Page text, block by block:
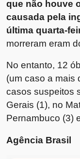
que não houve
causada pela
última quarta-
morreram eram
No entanto, 12
(um caso a mais
casos suspeitos
Gerais (1), no
Pernambuco (3)
Agência Brasil